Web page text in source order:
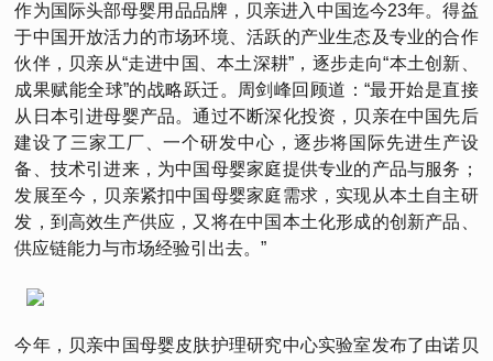
作为国际头部母婴用品品牌，贝亲进入中国迄今23年。得益
于中国开放活力的市场环境、活跃的产业生态及专业的合作
伙伴，贝亲从“走进中国、本土深耕”，逐步走向“本土创新、
成果赋能全球”的战略跃迁。周剑峰回顾道：“最开始是直接
从日本引进母婴产品。通过不断深化投资，贝亲在中国先后
建设了三家工厂、一个研发中心，逐步将国际先进生产设
备、技术引进来，为中国母婴家庭提供专业的产品与服务；
发展至今，贝亲紧扣中国母婴家庭需求，实现从本土自主研
发，到高效生产供应，又将在中国本土化形成的创新产品、
供应链能力与市场经验引出去。”
今年，贝亲中国母婴皮肤护理研究中心实验室发布了由诺贝